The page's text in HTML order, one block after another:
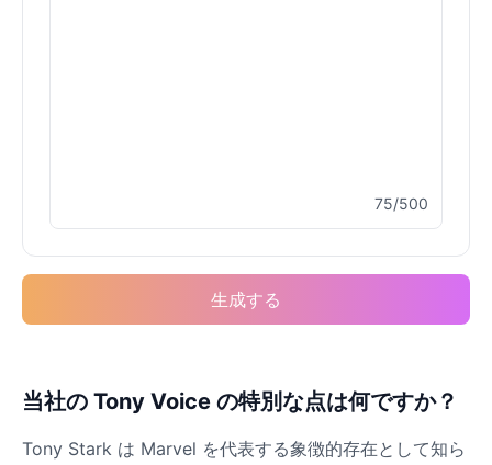
Male @SilentNova
Male @ByteFlow
Caine
75/500
生成する
当社の Tony Voice の特別な点は何ですか？
Tony Stark は Marvel を代表する象徴的存在として知ら